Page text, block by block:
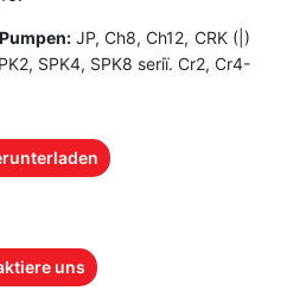
JP, Ch8, Ch12, CRK (|)
SPK4, SPK8 seriї. Cr2, Cr4-
uns